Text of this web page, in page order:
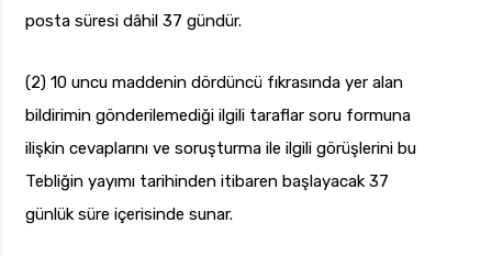
posta süresi dâhil 37 gündür.
(2) 10 uncu maddenin dördüncü fıkrasında yer alan
bildirimin gönderilemediği ilgili taraflar soru formuna
ilişkin cevaplarını ve soruşturma ile ilgili görüşlerini bu
Tebliğin yayımı tarihinden itibaren başlayacak 37
günlük süre içerisinde sunar.